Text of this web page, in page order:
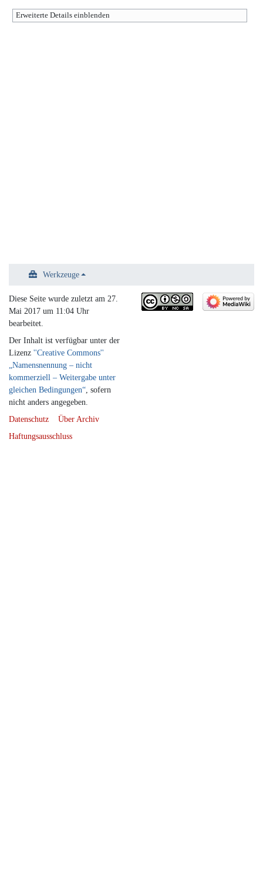
Erweiterte Details einblenden
Werkzeuge
Diese Seite wurde zuletzt am 27.
Mai 2017 um 11:04 Uhr
bearbeitet.
Der Inhalt ist verfügbar unter der
Lizenz ''Creative Commons''
„Namensnennung – nicht
kommerziell – Weitergabe unter
gleichen Bedingungen“, sofern
nicht anders angegeben.
Datenschutz
Über Archiv
Haftungsausschluss